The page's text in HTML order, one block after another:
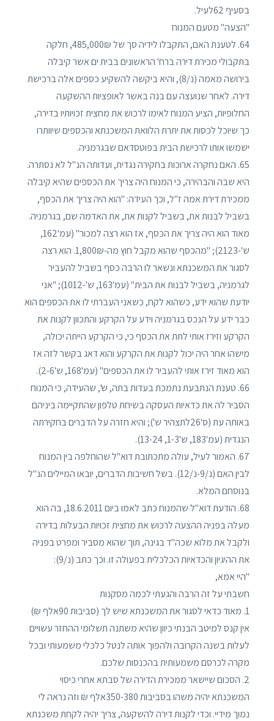
בסעיף 62לעיל.
"הצעה" מטעם המנוח
64. לטענת האם, התקבלו לידיה סך של 485,000₪, חלקה
בתקבולי מכירת דירה ברח' הראשונים בבית ים אשר קיבלה
בירושה מאמה (נ/8), והיא ביקשה להשקיע כספים אלה ברכישת
דירה. לאחר שנועצה עם בנה באשר לאופציות ההשקעה
החלופיות, הציע המנוח לאימו לרכוש את מחצית זכויותיו בדירה,
כך שיוכל לכסות את יתרת הלוואת המשכנתא והכספים שיוותרו
ישמשו אותו לרכישת הבית בפוטסדאם שבגרמניה.
65. האם נחקרה ארוכות בחקירה נגדית, ועדותה הנ"ל לא נסתרה.
היא שבה והבהירה, כי המנוח היה צריך את הכספים שהיא קיבלה
ממכירת דירת אמה ז"ל, וכך העידה: "הוא היה צריך את הכסף,
בשביל לבנות את, בשביל לקנות את, את האדמה שם, בגרמניה.
מאוד הוא היה צריך את הכסף, אז הוא רצה למכור" (עמ'162,
ש'-2123); "מהכסף שהוא מקבל חוץ מה-1,800₪. הוא רצה
לסגור את המשכנתא ונשאר לו הרבה כסף בשביל להעביר
לגרמניה, בשביל לבנות את הבית" (עמ'163, ש'-1012); "אני
יודעת שהוא ידע, כשהוא לקח, כשאני העברתי לו את הכספים הוא
כבר ידע על הנכס בגרמניה וידע על הקרקע והתכוון לקנות את
הקרקע וזירז אותי לתת את הכסף כי, כי הקרקע הייתה יכולה,
מישהו אחר היה יכול לקנות את הקרקע והוא דאג בקשר לזה אז
הוא מאוד זירז אותי להעביר לו את הכספים" (עמ'168, ש'2-6).
66. טענת הנתבעת נתמכת בעדות בתה, ש', שהעידה, כי המנוח
הסביר לה את כדאיות העסקה בשיחת טלפון שהתקיימה ביניהם
באותה עת (ס'26לתצהיר ש'); והיא חזרה על הדברים בחקירתה
הנגדית (עמ'183, ש'1-3, 13-24).
67. האמור לעיל, עולה מתכתובת דוא"ל שהוחלפה בין המנוח
לבין האם (נ/9-נ/12). בשל חשיבות הדברים, יובאו המיילים הנ"ל
בנוסחם המלא.
68. הודעת דוא"ל שהמנוח כתב לאמו ביום 18.6.2011, בה הוא
מעלה בפניה ההצעה לרכוש את מחצית זכויות הבעלות בדירה
ולקבל את מלוא שכה"ד בגינה, תוך שהוא מסביר ומפרט בפניה
את ההיגיון והכדאיות הכלכלית בפעולה זו. וכך כתב (נ/9):
"היי אמא,
חשבתי על זה הרבה והגעתי לכמה מסקנות
1. מאוד כדאי לסגור את המשכנתא שיש לך (סביבות 90אלף ₪)
אין קנס למיטב הבנתי כיוון שהיא משתנה תשלומי ההחזר עשויים
לעלות בשנה הקרובה ולהפוך אותה לנטל כלכלי משמעותי ובכל
מקרה לכרסם משמעותית בהכנסות שלכם.
2. הסכום שיישאר ממכירת הדירה של סבתא אחרי כיסוי
המשכנתא יהיה משהו בסביבות 350-380אלף ₪ וזה נראה לי
נמוך מידיי. וכדי לקנות דירה להשקעה, צריך יהיה לקחת משכנתא